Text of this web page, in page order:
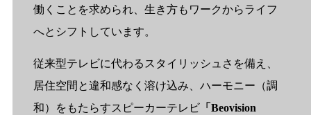
働くことを求められ、生き方もワークからライフ
へとシフトしています。
従来型テレビに代わるスタイリッシュさを備え、
居住空間と違和感なく溶け込み、ハーモニー（調
和）をもたらすスピーカーテレビ 「Beovision